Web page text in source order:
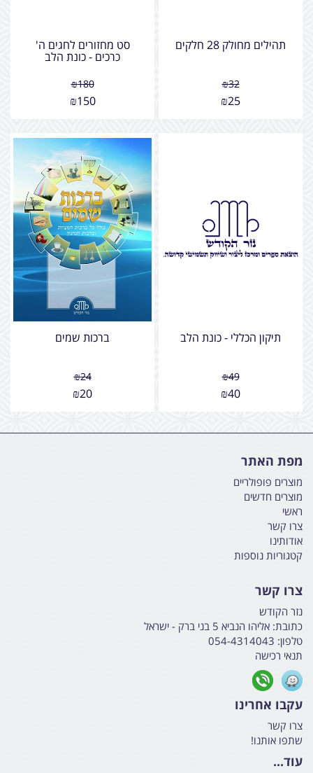
תהילים מחולק 28 חלקים
₪32
₪25
סט מחזורים לחגים ה'
כרכים - כונת הלב
₪180
₪150
תיקון הכללי - כונת הלב
₪49
₪40
ברכות שמים
₪24
₪20
מפת האתר
מוצרים פופולריים
מוצרים חדשים
ראשי
צרו קשר
אודותינו
קטגוריות נוספות
צרו קשר
נזר הקודש
כתובת: אליהו הנביא 5 בני ברק - ישראל
טלפון: 054-4314043
תנאי רכישה
עקבו אחרינו
צרו קשר
שתפו אותנו!
עוד...